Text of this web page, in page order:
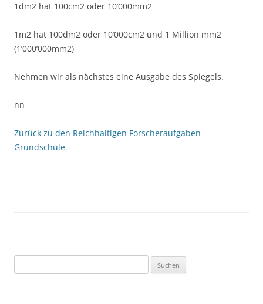
1dm2 hat 100cm2 oder 10’000mm2
1m2 hat 100dm2 oder 10’000cm2 und 1 Million mm2
(1’000’000mm2)
Nehmen wir als nächstes eine Ausgabe des Spiegels.
nn
Zurück zu den Reichhaltigen Forscheraufgaben
Grundschule
nach: